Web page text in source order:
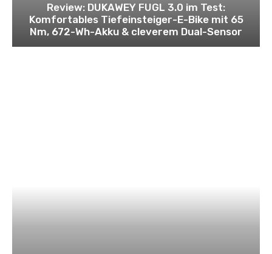
Review: DUKAWEY FUGL 3.0 im Test:
Komfortables Tiefeinsteiger-E-Bike mit 65
Nm, 672-Wh-Akku & cleverem Dual-Sensor